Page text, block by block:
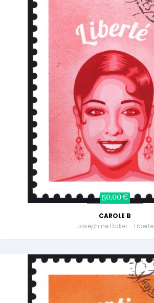
50,00 €
CAROLE B
Joséphine Baker - Liberté